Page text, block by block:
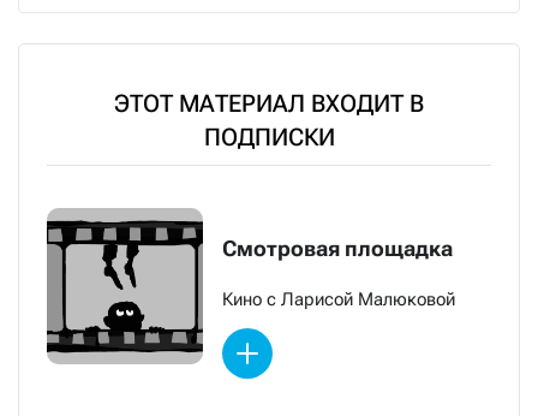
ЭТОТ МАТЕРИАЛ ВХОДИТ В
ПОДПИСКИ
Смотровая площадка
Кино с Ларисой Малюковой